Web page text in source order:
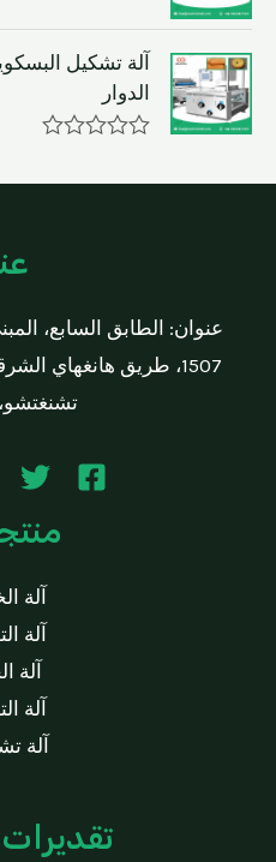
f
5
0
o
u
t
f
t
e
d
0
o
t
آلة تشكيل
الدوار
o
5
1507، طريق هانغهاي
آلة
آلة
آلة
آلة
آلة